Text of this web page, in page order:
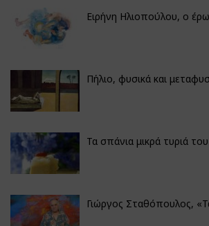
Ειρήνη Ηλιοπούλου, ο
Πήλιο, φυσικά και
Τα σπάνια μικρά τυριά του
Γιώργος Σταθόπουλος,